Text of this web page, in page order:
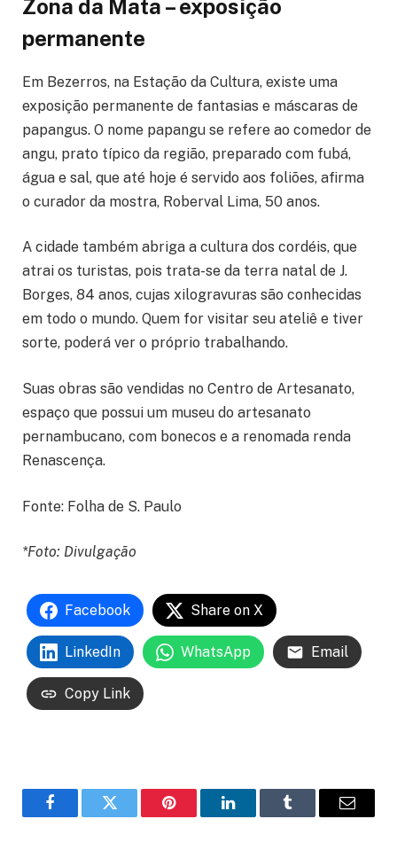
Zona da Mata – exposição
permanente
Em Bezerros, na Estação da Cultura, existe uma
exposição permanente de fantasias e máscaras de
papangus. O nome papangu se refere ao comedor de
angu, prato típico da região, preparado com fubá,
água e sal, que até hoje é servido aos foliões, afirma
o curador da mostra, Roberval Lima, 50 anos.
A cidade também abriga a cultura dos cordéis, que
atrai os turistas, pois trata-se da terra natal de J.
Borges, 84 anos, cujas xilogravuras são conhecidas
em todo o mundo. Quem for visitar seu ateliê e tiver
sorte, poderá ver o próprio trabalhando.
Suas obras são vendidas no Centro de Artesanato,
espaço que possui um museu do artesanato
pernambucano, com bonecos e a renomada renda
Renascença.
Fonte: Folha de S. Paulo
*Foto: Divulgação
Facebook Share on X
LinkedIn WhatsApp Email
Copy Link
FacebookTwitter Pinterest LinkedInTumblr Email